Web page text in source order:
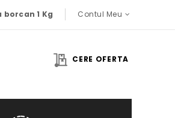
Contul Meu
1 Kg
CERE OFERTA